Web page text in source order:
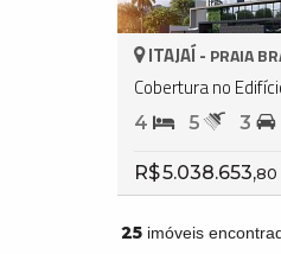
ITAJAÍ - PRAIA
4 5 3
R$ 5.038.653,80
25 imóveis